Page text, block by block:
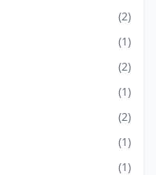
(2)
(1)
(2)
(1)
(2)
(1)
(1)